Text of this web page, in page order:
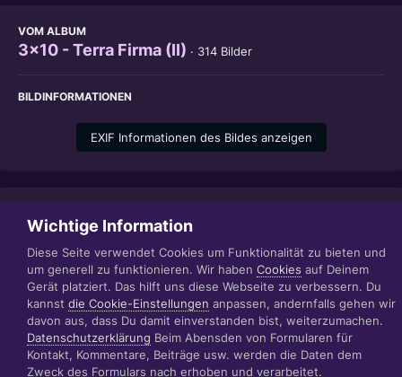
VOM ALBUM
3x10 - Terra Firma (II) · 314 Bilder
BILDINFORMATIONEN
EXIF Informationen des Bildes anzeigen
Teilen
Datenschutzerklärung Impressum
© 1999 - 2022 RÄBIGER IT|WEB|VIDEO|CONSULTING
www.raebiger.pro
Powered by Invision Community
Wichtige Information
Diese Seite verwendet Cookies um Funktionalität zu bieten und
um generell zu funktionieren. Wir haben Cookies auf Deinem
Gerät platziert. Das hilft uns diese Webseite zu verbessern. Du
kannst die Cookie-Einstellungen anpassen, andernfalls gehen wir
davon aus, dass Du damit einverstanden bist, weiterzumachen.
Datenschutzerklärung Beim Abensden von Formularen für
Kontakt, Kommentare, Beiträge usw. werden die Daten dem
Zweck des Formulars nach erhoben und verarbeitet.